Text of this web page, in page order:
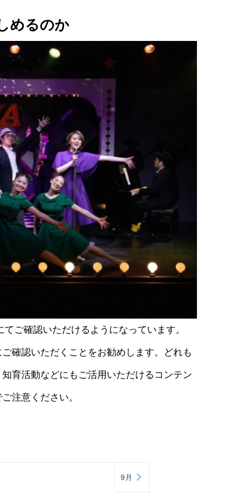
めるのか
ご確認いただけるようになっています。
確認いただくことをお勧めします。どれも
育活動などにもご活用いただけるコンテン
注意ください。
9月